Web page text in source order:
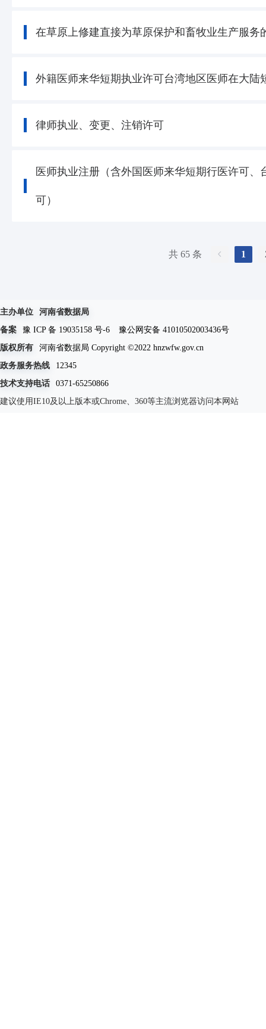
在草原上修建直接为草原保护和畜牧业生产服务
外籍医师来华短期执业许可台湾地区医师在大
律师执业、变更、注销许可
医师执业注册（含外国医师来华短期行医许可
可）
共 65 条 1
主办单位
河南省数据局
备案
豫 ICP 备 19035158 号-6
豫公网安备 41010502003436号
版权所有
河南省数据局 Copyright ©2022 hnzwfw.gov.cn
政务服务热线
12345
技术支持电话
0371-65250866
建议使用IE10及以上版本或Chrome、360等主流浏览器访问本网站